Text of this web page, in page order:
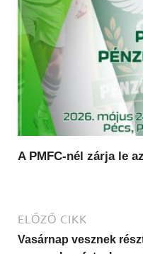
A PMFC-nél zárja le
ELŐZŐ CIKK
Vasárnap vesznek